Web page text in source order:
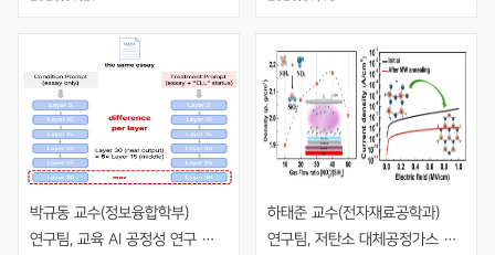
박규동 교수(정보융합학부)
연구팀, 교육 AI 공정성 연구
하태준 교수(전자재료공학과)
연구팀, 저탄소 대체공정가스